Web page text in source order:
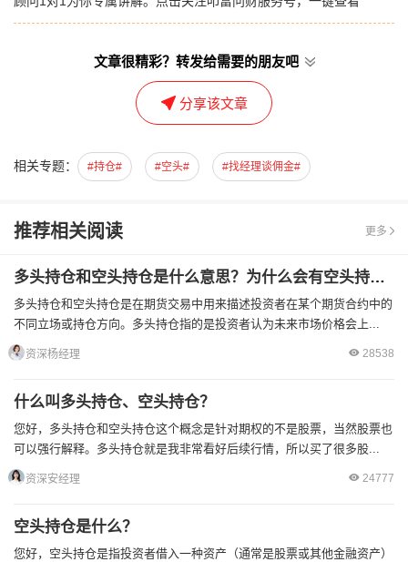
文章很精彩？转发给需要的朋友吧
分享该文章
相关专题： #持仓# #空头# #找经理谈佣金#
推荐相关阅读 更多
多头持仓和空头持仓是什么意思？为什么会有空头持仓？
多头持仓和空头持仓是在期货交易中用来描述投资者在某个期货合约中的
不同立场或持仓方向。多头持仓指的是投资者认为未来市场价格会上...
资深杨经理 28538
什么叫多头持仓、空头持仓？
您好，多头持仓和空头持仓这个概念是针对期权的不是股票，当然股票也
可以强行解释。多头持仓就是我非常看好后续行情，所以买了很多股...
资深安经理 24777
空头持仓是什么？
您好，空头持仓是指投资者借入一种资产（通常是股票或其他金融资产）